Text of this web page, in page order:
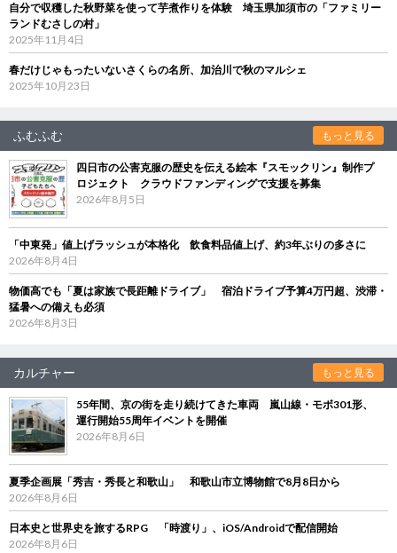
自分で収穫した秋野菜を使って芋煮作りを体験 埼玉県加須市の「ファミリー
ランドむさしの村」
2025年11月4日
春だけじゃもったいないさくらの名所、加治川で秋のマルシェ
2025年10月23日
ふむふむ もっと見る
四日市の公害克服の歴史を伝える絵本『スモックリン』制作プ
ロジェクト クラウドファンディングで支援を募集
2026年8月5日
「中東発」値上げラッシュが本格化 飲食料品値上げ、約3年ぶりの多さに
2026年8月4日
物価高でも「夏は家族で長距離ドライブ」 宿泊ドライブ予算4万円超、渋滞・
猛暑への備えも必須
2026年8月3日
カルチャー もっと見る
55年間、京の街を走り続けてきた車両 嵐山線・モボ301形、
運行開始55周年イベントを開催
2026年8月6日
夏季企画展「秀吉・秀長と和歌山」 和歌山市立博物館で8月8日から
2026年8月6日
日本史と世界史を旅するRPG 「時渡り」、iOS/Androidで配信開始
2026年8月6日